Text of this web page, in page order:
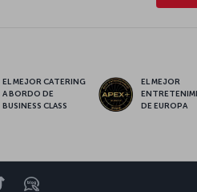
EL MEJOR CATERING
A BORDO DE
BUSINESS CLASS
EL MEJOR
DE EUROPA
TikTokBlog